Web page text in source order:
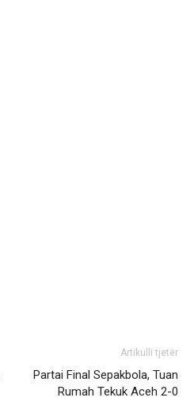
Artikulli tjetër
Partai Final Sepakbola, Tuan
Rumah Tekuk Aceh 2-0